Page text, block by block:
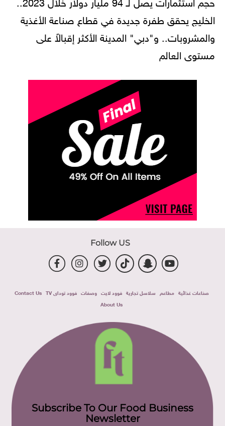
الخليج يحقق طفرة جديدة في قطاع صناعة الأغذية
والمشروبات.. و"دبي" المدينة الأكثر إقبالاً على
مستوى العالم
Follow US
صناعات غذائية مطاعم سلاسل تجارية فوود لايت وصفات فوود توداى TV
Contact Us
About Us
Subscribe To Our Food Business
Newsletter